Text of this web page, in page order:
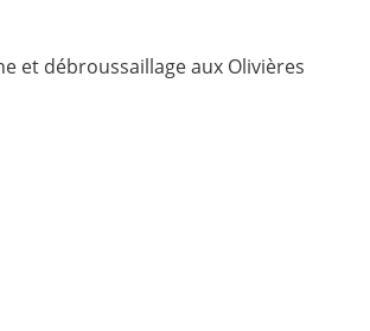
et débroussaillage aux Olivières